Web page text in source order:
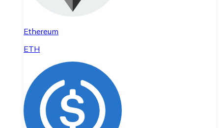
Ethereum
ETH